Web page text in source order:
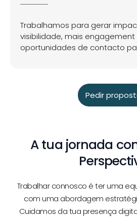
Trabalhamos para gerar
visibilidade, mais engagement
oportunidades de contacto
Pedir
A tua jornada
Trabalhar connosco é ter uma
com uma abordagem
Cuidamos da tua presença